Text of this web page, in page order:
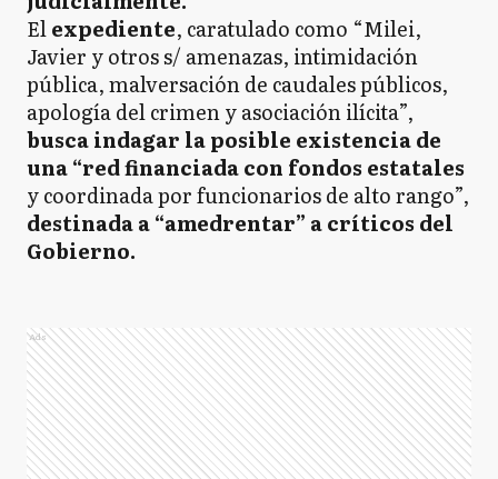
Elexpediente, caratulado como “Milei,
Javier y otros s/ amenazas, intimidación
pública, malversación de caudales públicos,
apología del crimen y asociación ilícita”,
busca indagar la posible existencia de
una “red financiada con fondos estatales
y coordinada por funcionarios de alto rango”,
destinada a “amedrentar” a críticos del
Gobierno.
Ads